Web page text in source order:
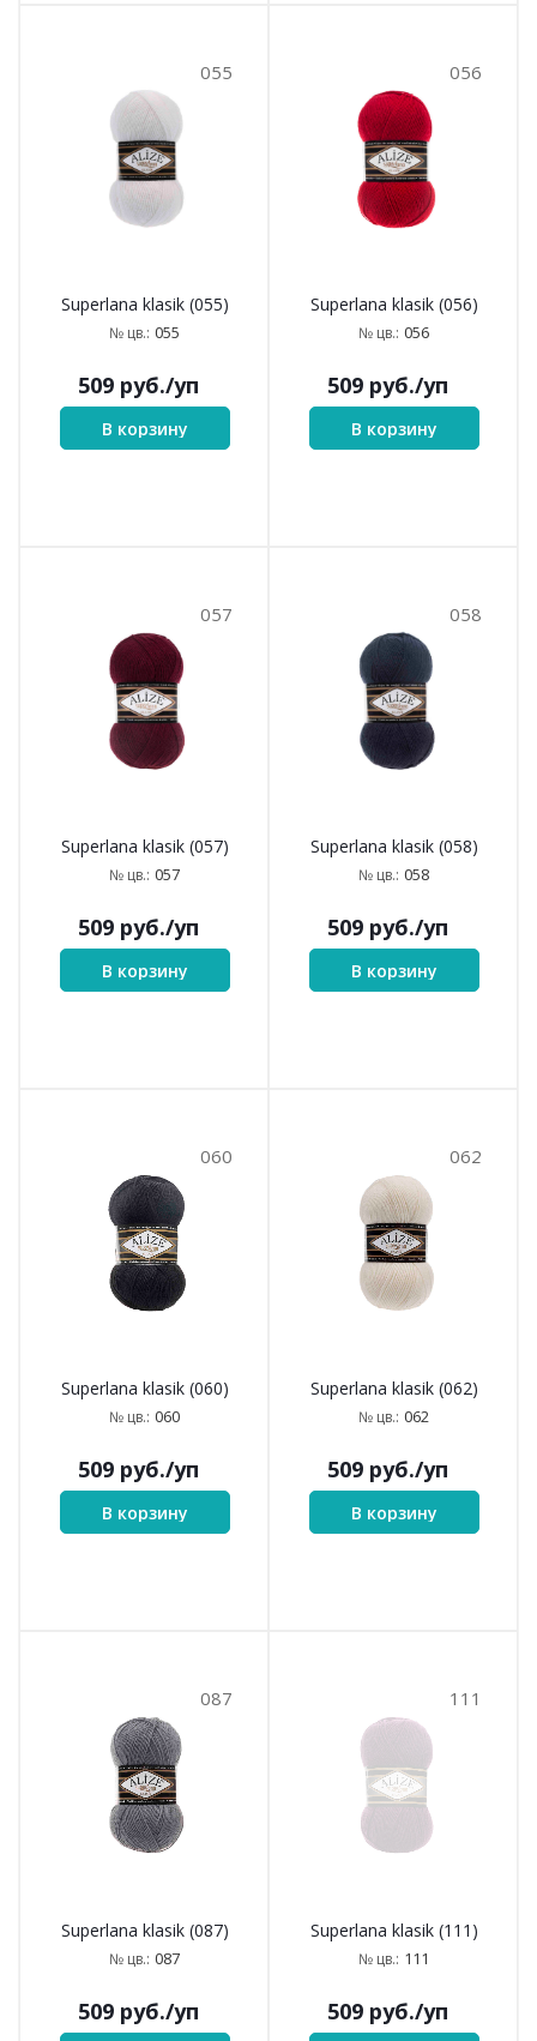
055
Superlana klasik (055)
№ цв.: 055
509 руб./уп
В корзину
056
Superlana klasik (056)
№ цв.: 056
509 руб./уп
В корзину
057
Superlana klasik (057)
№ цв.: 057
509 руб./уп
В корзину
058
Superlana klasik (058)
№ цв.: 058
509 руб./уп
В корзину
060
Superlana klasik (060)
№ цв.: 060
509 руб./уп
В корзину
062
Superlana klasik (062)
№ цв.: 062
509 руб./уп
В корзину
087
Superlana klasik (087)
№ цв.: 087
509 руб./уп
111
Superlana klasik (111)
№ цв.: 111
509 руб./уп